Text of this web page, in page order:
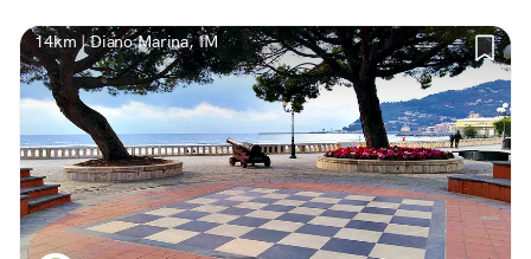
14km | Diano Marina, IM